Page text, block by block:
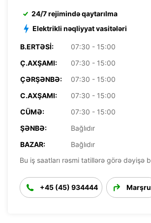
24/7 rejimində qaytarılma
Elektrikli nəqliyyat vasitələri
B.ERTƏSI:
07:30 - 15:00
Ç.AXŞAMI:
07:30 - 15:00
ÇƏRŞƏNBƏ:
07:30 - 15:00
C.AXŞAMI:
07:30 - 15:00
CÜMƏ:
07:30 - 15:00
ŞƏNBƏ:
Bağlıdır
BAZAR:
Bağlıdır
Bu iş saatları rəsmi tatillərə görə dəyişə
+45 (45) 934444